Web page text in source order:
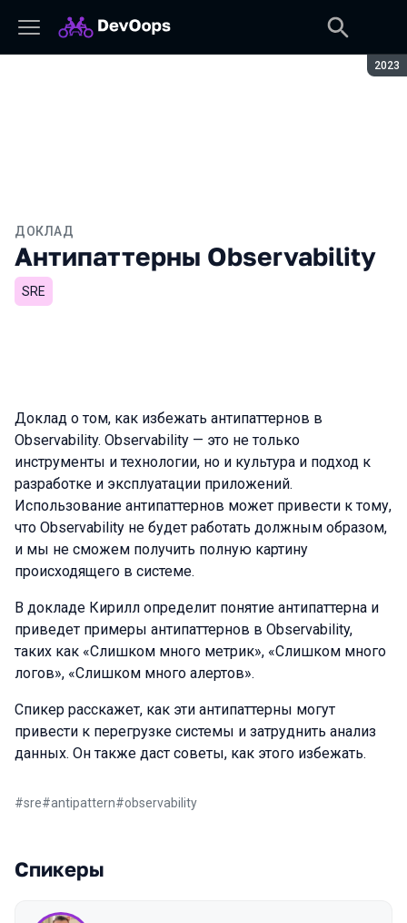
2023
ДОКЛАД
Антипаттерны Observability
SRE
Доклад о том, как избежать антипаттернов в
Observability. Observability — это не только
инструменты и технологии, но и культура и подход к
разработке и эксплуатации приложений.
Использование антипаттернов может привести к тому,
что Observability не будет работать должным образом,
и мы не сможем получить полную картину
происходящего в системе.
В докладе Кирилл определит понятие антипаттерна и
приведет примеры антипаттернов в Observability,
таких как «Слишком много метрик», «Слишком много
логов», «Слишком много алертов».
Спикер расскажет, как эти антипаттерны могут
привести к перегрузке системы и затруднить анализ
данных. Он также даст советы, как этого избежать.
#sre#antipattern#observability
Спикеры